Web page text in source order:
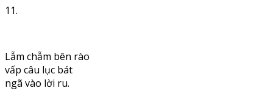
11.
Lẫm chẫm bên rào
vấp câu lục bát
ngã vào lời ru.